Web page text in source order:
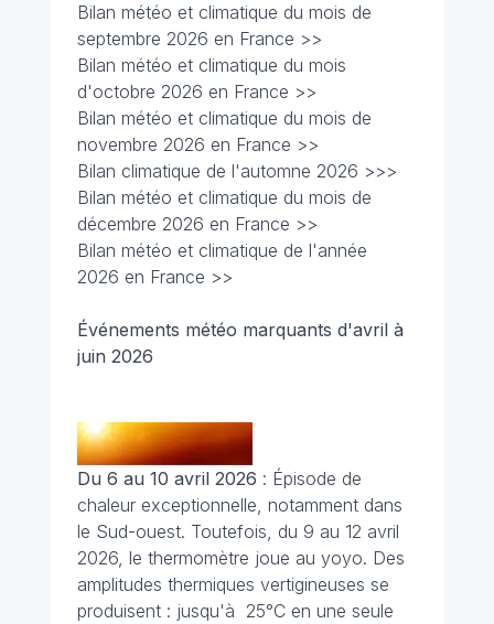
Bilan météo et climatique du mois de
septembre 2026 en France >>
Bilan météo et climatique du mois
d'octobre 2026 en France >>
Bilan météo et climatique du mois de
novembre 2026 en France >>
Bilan climatique de l'automne 2026 >>>
Bilan météo et climatique du mois de
décembre 2026 en France >>
Bilan météo et climatique de l'année
2026 en France >>
Événements météo marquants d'avril à
juin 2026
Du 6 au 10 avril 2026 : Épisode de
chaleur exceptionnelle, notamment dans
le Sud-ouest. Toutefois, du 9 au 12 avril
2026, le thermomètre joue au yoyo. Des
amplitudes thermiques vertigineuses se
produisent : jusqu'à 25°C en une seule